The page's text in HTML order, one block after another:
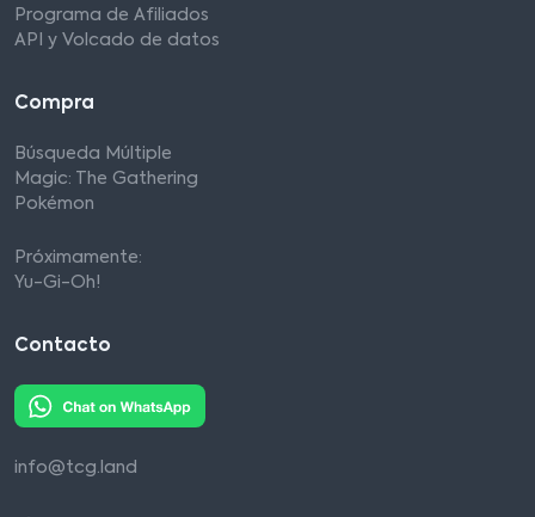
Programa de Afiliados
API y Volcado de datos
Compra
Búsqueda Múltiple
Magic: The Gathering
Pokémon
Próximamente:
Yu-Gi-Oh!
Contacto
info@tcg.land